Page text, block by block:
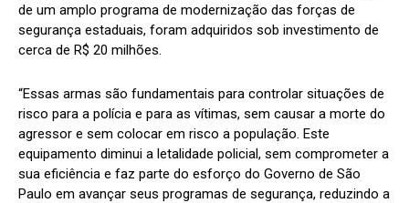
de um amplo programa de modernização das forças de
segurança estaduais, foram adquiridos sob investimento de
cerca de R$ 20 milhões.
“Essas armas são fundamentais para controlar situações de
risco para a polícia e para as vítimas, sem causar a morte do
agressor e sem colocar em risco a população. Este
equipamento diminui a letalidade policial, sem comprometer a
sua eficiência e faz parte do esforço do Governo de São
Paulo em avançar seus programas de segurança, reduzindo a